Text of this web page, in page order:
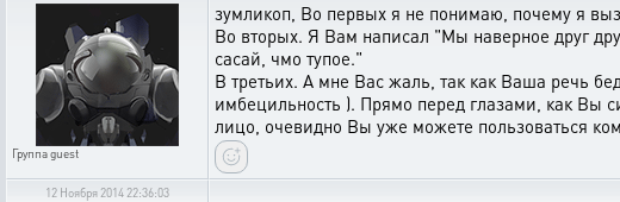
Группаguest
зумликоп, Во первых я не понимаю, почему я
Во вторых. Я Вам написал "Мы наверное друг
сасай, чмо тупое."
В третьих. А мне Вас жаль, так как Ваша речь
имбецильность ). Прямо перед глазами, как Вы
лицо, очевидно Вы уже можете пользоваться
12 Ноября 2014 22:36:03